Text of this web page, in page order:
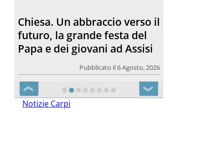
“La pace nasce dalle
relazioni”
❮ ❯
Notizie Carpi